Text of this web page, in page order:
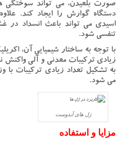
صورت بلعیدن، می تواند
دستگاه گوارش را ایجاد کند.
اسیدی می تواند باعث انسداد در
تنفسی شود.
با توجه به ساختار شیمیایی آن،
زیادی ترکیبات معدنی و آلی واکنش
به تشکیل تعداد زیادی ترکیبات با
می شود.
ژل های آبدوست
مزایا و استفاده